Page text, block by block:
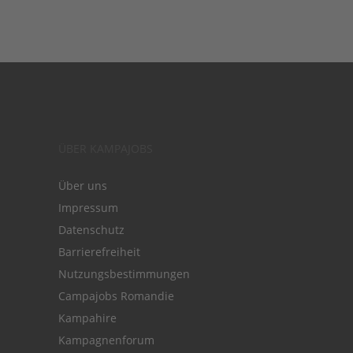
Über uns
Impressum
Datenschutz
Barrierefreiheit
Nutzungsbestimmungen
Campajobs Romandie
Kampahire
Kampagnenforum